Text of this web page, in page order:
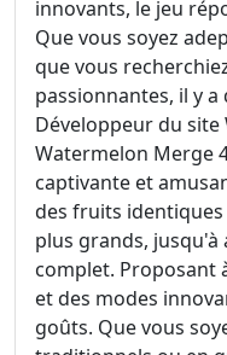
innovants, le jeu
Que vous soyez
que vous
passionnantes, il y
Développeur du site
Watermelon Merge
captivante et
des fruits
plus grands,
complet. Proposant
et des modes
goûts. Que vous